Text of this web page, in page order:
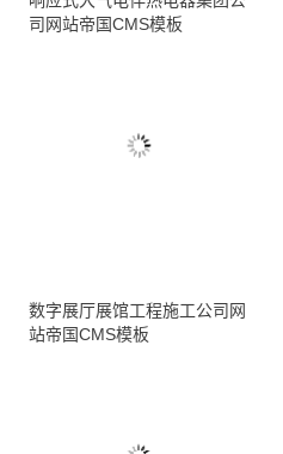
司网站帝国CMS模板
数字展厅展馆工程施工公司网
站帝国CMS模板